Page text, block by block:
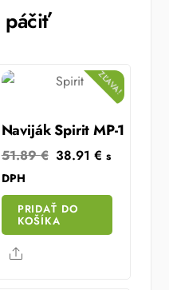
páčiť
ZĽAVA!
Naviják Spirit MP-1
51.89€ Original
was:
51.89 €.
38.91€ Current
is:
s
DPH
PRIDAŤ DO
KOŠÍKA
Share